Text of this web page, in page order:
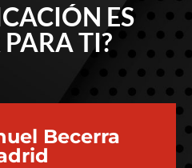
ES
TI?
Becerra